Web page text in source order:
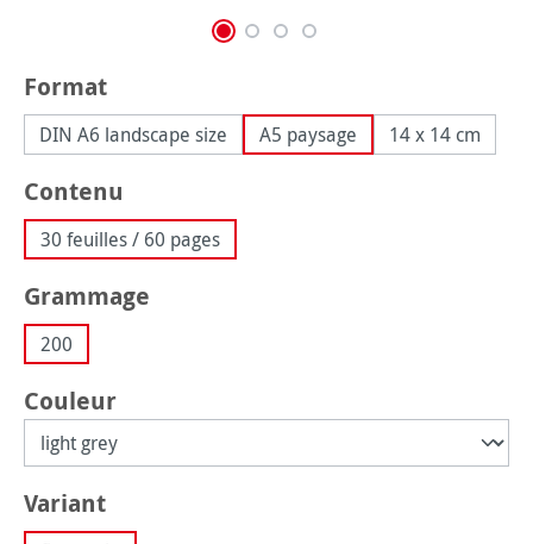
Sélectionnez
Format
DIN A6 landscape size A5 paysage 14 x 14 cm
Sélectionnez
Contenu
30 feuilles / 60 pages
Sélectionnez
Grammage
200
Sélectionnez
Couleur
Sélectionnez
Variant